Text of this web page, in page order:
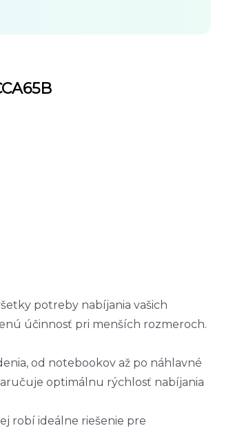
potreby nabíjania vašich
účinnosť pri menších rozmeroch.
od notebookov až po náhlavné
optimálnu rýchlosť nabíjania
robí ideálne riešenie pre